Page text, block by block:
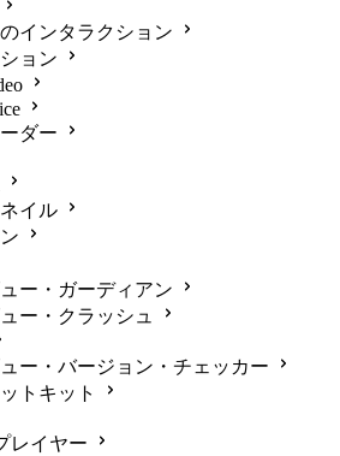
インタラクション
ョン
ダー
イル
ー・ガーディアン
ー・クラッシュ
ー・バージョン・チェッカー
トキット
レイヤー